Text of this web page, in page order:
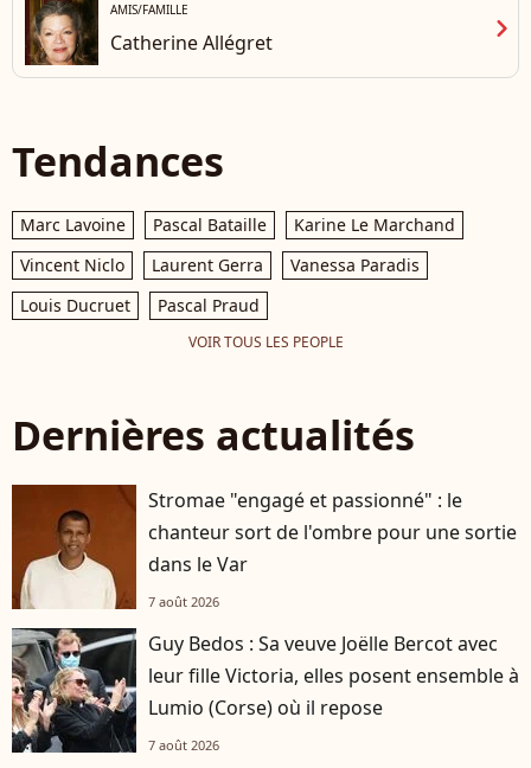
AMIS/FAMILLE
Catherine Allégret chevron_right
Tendances
Marc Lavoine Pascal Bataille
Karine Le Marchand
Vincent Niclo
Laurent Gerra
Vanessa Paradis
Louis Ducruet
Pascal Praud
VOIR TOUS LES PEOPLE
Dernières actualités
Stromae "engagé et passionné" : le
chanteur sort de l'ombre pour une sortie
dans le Var
7 août 2026
Guy Bedos : Sa veuve Joëlle Bercot avec
leur fille Victoria, elles posent ensemble à
Lumio (Corse) où il repose
7 août 2026